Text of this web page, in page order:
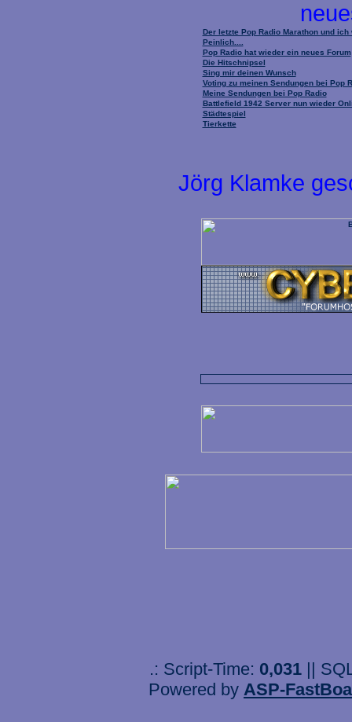
Der letzte Pop Radio Marathon und
Peinlich....
Pop Radio hat wieder ein neues Forum
Die Hitschnipsel
Sing mir deinen Wunsch
Voting zu meinen Sendungen bei Pop
Meine Sendungen bei Pop Radio
Battlefield 1942 Server nun wieder
Städtespiel
Tierkette
Jörg Klamke
.: Script-Time: 0,031 ||
Powered by ASP-